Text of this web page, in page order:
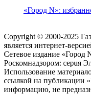
«Город N»:
Copyright © 2000-2025
является интернет-
Сетевое издание «Город
Роскомнадзором: серuя
Использование
ссылкой на публикации
информацию, не